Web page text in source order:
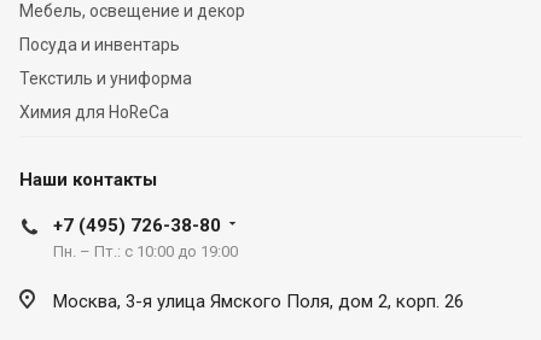
Мебель, освещение и декор
Посуда и инвентарь
Текстиль и униформа
Химия для HoReCa
Наши контакты
+7 (495) 726-38-80
Пн. – Пт.: с 10:00 до 19:00
Москва, 3-я улица Ямского Поля, дом 2, корп. 26